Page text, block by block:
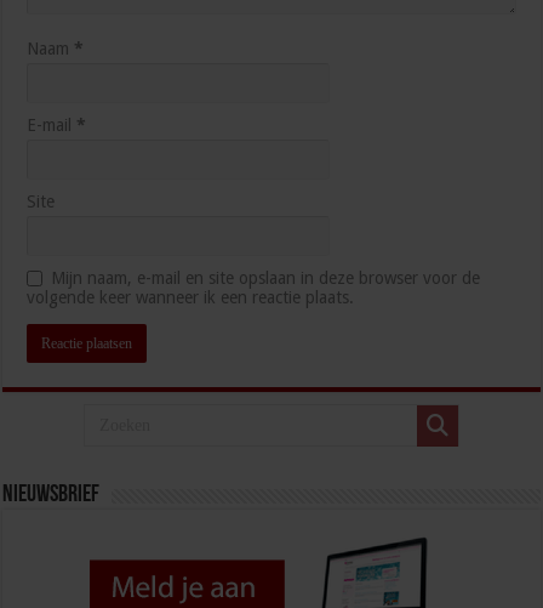
Naam *
E-mail *
Site
Mijn naam, e-mail en site opslaan in deze browser voor de
volgende keer wanneer ik een reactie plaats.
Nieuwsbrief